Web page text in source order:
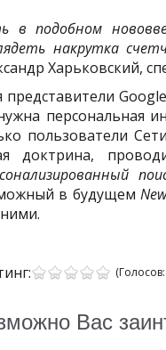
в подобном
накрутка
Харьковский,
представители
персональная
пользователи
доктрина,
в будущем
(Голосов:
Вас